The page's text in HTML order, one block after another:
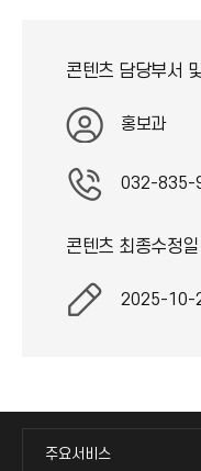
콘텐츠 담당부서
홍보과
032-835-
콘텐츠 최종수정일
2025-10-
주요서비스